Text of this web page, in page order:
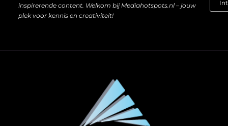
inspirerende content. Welkom bij Mediahotspots.nl – jouw
plek voor kennis en creativiteit!